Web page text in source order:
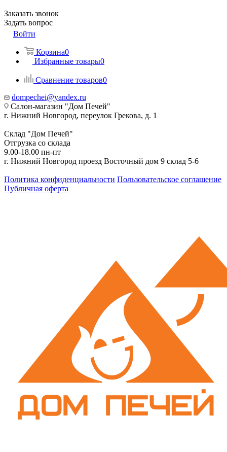
Заказать звонок
Задать вопрос
Войти
Корзина0
Избранные товары0
Сравнение товаров0
dompechei@yandex.ru
Салон-магазин "Дом Печей"
г. Нижний Новгород, переулок Грекова, д. 1
Склад "Дом Печей"
Отгрузка со склада
9.00-18.00 пн-пт
г. Нижний Новгород проезд Восточный дом 9 склад 5-6
Политика конфиденциальности Пользовательское соглашение
Публичная оферта